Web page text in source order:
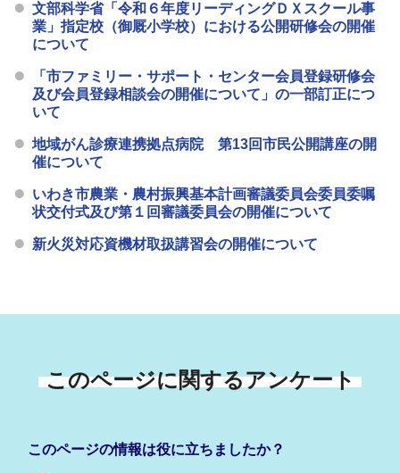
文部科学省「令和６年度リーディングＤＸスクール事
業」指定校（御厩小学校）における公開研修会の開催
について
「市ファミリー・サポート・センター会員登録研修会
及び会員登録相談会の開催について」の一部訂正につ
いて
地域がん診療連携拠点病院 第13回市民公開講座の開
催について
いわき市農業・農村振興基本計画審議委員会委員委嘱
状交付式及び第１回審議委員会の開催について
新火災対応資機材取扱講習会の開催について
このページに関するアンケート
このページの情報は役に立ちましたか？